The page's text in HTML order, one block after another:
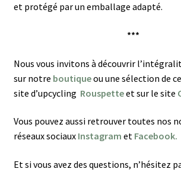
et protégé par un emballage adapté.
***
Nous vous invitons à découvrir
sur notre boutiqueou une sélection de
site d’upcycling Rouspetteet sur le site
Vous pouvez aussi retrouver toutes nos
réseaux sociaux Instagram et Facebook.
Et si vous avez des questions, n’hésitez